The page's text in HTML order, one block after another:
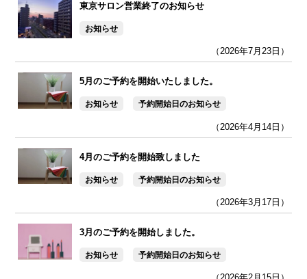
東京サロン営業終了のお知らせ
お知らせ
（2026年7月23日）
5月のご予約を開始いたしました。
お知らせ 予約開始日のお知らせ
（2026年4月14日）
4月のご予約を開始致しました
お知らせ 予約開始日のお知らせ
（2026年3月17日）
3月のご予約を開始しました。
お知らせ 予約開始日のお知らせ